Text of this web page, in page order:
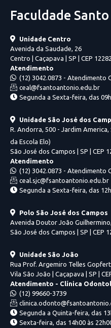
Faculdade
Unidade Centro
Avenida da Saudade, 26
Centro | Caçapava | SP | CEP
Atendimento
(12) 3042.0873 - Atendimento
ceal@fsantoantonio.edu.br
Segunda a Sexta-feira, das
Unidade São José dos
R. Andorra, 500 - Jardim
da Escola Elo)
São José dos Campos | SP | CEP
Atendimento
(12) 3042.0873 - Atendimento
ceal.sjc@fsantoantonio.edu.br
Segunda a Sexta-feira, das
Polo São José dos Campos
Avenida Doutor João
São José dos Campos | SP | CEP
Unidade São João
Rua Prof. Argemiro Telles
Vila São João | Caçapava | SP |
Atendimento - Clínica
(12) 99660-3739
Segunda a Quinta-feira, das
Sexta-feira, das 14h00 às